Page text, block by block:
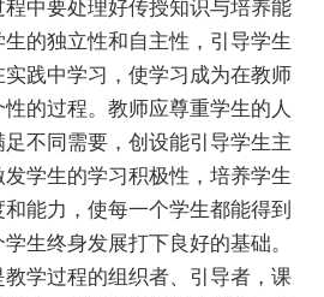
中要处理好传授知识与培养能
的独立性和自主性，引导学生
践中学习，使学习成为在教师
的过程。教师应尊重学生的人
不同需要，创设能引导学生主
学生的学习积极性，培养学生
能力，使每一个学生都能得到
生终身发展打下良好的基础。
学过程的组织者、引导者，课